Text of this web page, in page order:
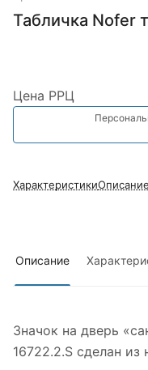
Табличка Nofer
Цена РРЦ
ХарактеристикиОписание
Описание
Значок на дверь
16722.2.S сделан